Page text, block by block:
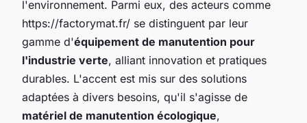
l'environnement. Parmi eux, des acteurs comme
https://factorymat.fr/ se distinguent par leur
gamme d'équipement de manutention pour
l'industrie verte, alliant innovation et pratiques
durables. L'accent est mis sur des solutions
adaptées à divers besoins, qu'il s'agisse de
matériel de manutention écologique,